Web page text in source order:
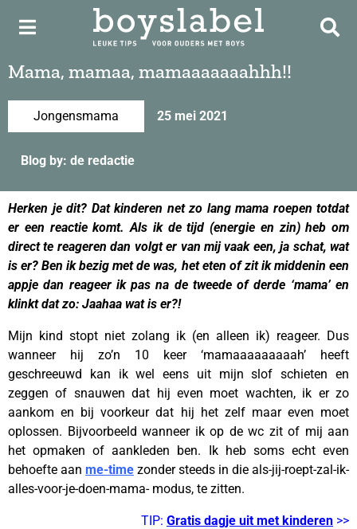
Mama, mamaa, mamaaaaaaahhh!!
Jongensmama 25 mei 2021
Blog by: de redactie
Herken je dit? Dat kinderen net zo lang mama roepen totdat
er een reactie komt. Als ik de tijd (energie en zin) heb om
direct te reageren dan volgt er van mij vaak een, ja schat, wat
is er? Ben ik bezig met de was, het eten of zit ik middenin een
appje dan reageer ik pas na de tweede of derde ‘mama’ en
klinkt dat zo: Jaahaa wat is er?!
Mijn kind stopt niet zolang ik (en alleen ik) reageer. Dus
wanneer hij zo’n 10 keer ‘mamaaaaaaaaah’ heeft
geschreeuwd kan ik wel eens uit mijn slof schieten en
zeggen of snauwen dat hij even moet wachten, ik er zo
aankom en bij voorkeur dat hij het zelf maar even moet
oplossen. Bijvoorbeeld wanneer ik op de wc zit of mij aan
het opmaken of aankleden ben. Ik heb soms echt even
behoefte aan me-time zonder steeds in die als-jij-roept-zal-ik-
alles-voor-je-doen-mama- modus, te zitten.
TIP: Gratis dagje uit met kinderen >>